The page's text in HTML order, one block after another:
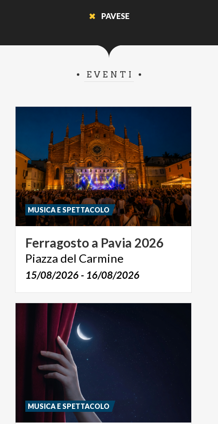
PAVESE
EVENTI
Ferragostoa Pavia 2026
Piazza del Carmine
15/08/2026 - 16/08/2026
MUSICA E SPETTACOLO
MUSICA E SPETTACOLO